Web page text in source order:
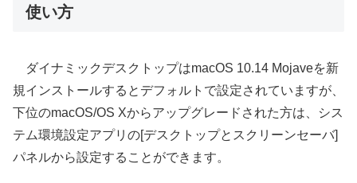
使い方
ダイナミックデスクトップはmacOS 10.14 Mojaveを新
規インストールするとデフォルトで設定されていますが、
下位のmacOS/OS Xからアップグレードされた方は、シス
テム環境設定アプリの[デスクトップとスクリーンセーバ]
パネルから設定することができます。